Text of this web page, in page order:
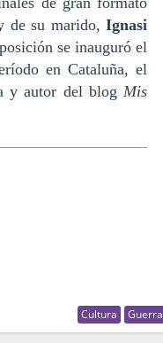
de su marido,Ignasi
se inauguró el
en Cataluña, el
y autor del blogMis
Cultura Guerra